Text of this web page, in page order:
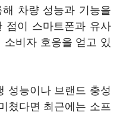
차량 성능과 기능을
점이 스마트폰과 유사
비자 호응을 얻고 있
성능이나 브랜드 충성
쳤다면 최근에는 소프